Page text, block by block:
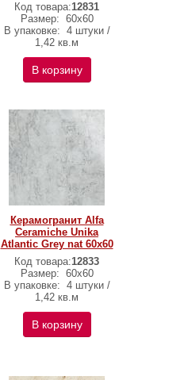
Код товара:12831
Размер: 60х60
В упаковке: 4 штуки /
1,42 кв.м
В корзину
Керамогранит Alfa
Ceramiche Unika
Atlantic Grey nat 60х60
Код товара:12833
Размер: 60х60
В упаковке: 4 штуки /
1,42 кв.м
В корзину